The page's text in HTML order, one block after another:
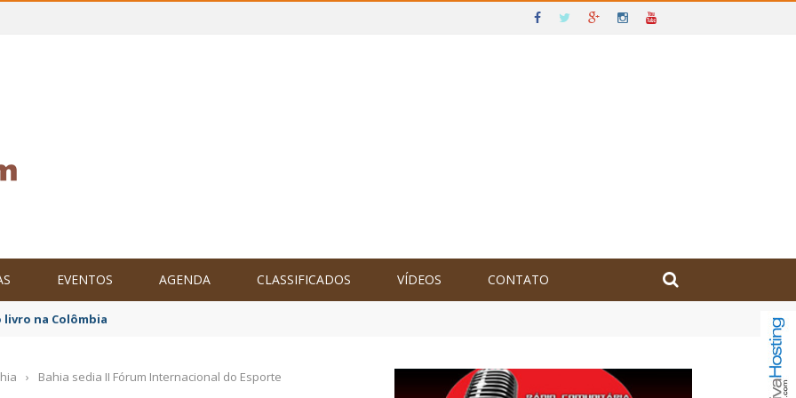
EVENTOS AGENDA CLASSIFICADOS VÍDEOS CONTATO
o Brasil no XXIV Parlamento Internacional de Escritores, na Colômbia
› Bahia sedia II Fórum Internacional do Esporte